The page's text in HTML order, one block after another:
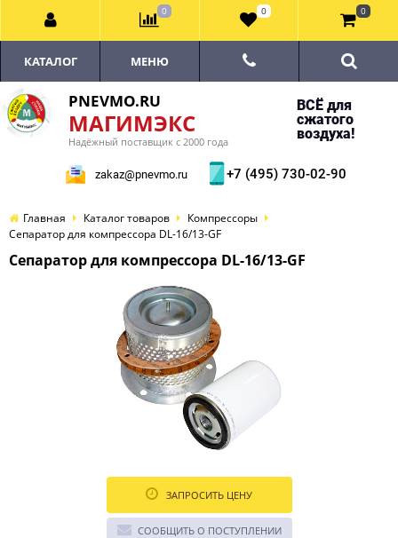
PNEVMO.RU
МАГИМЭКС
Надёжный поставщик с 2000 года
ВСЁ для
сжатого
воздуха!
zakaz@pnevmo.ru +7 (495) 730-02-90
КАТАЛОГ МЕНЮ
Главная Каталог товаров
Компрессоры
Сепаратор для компрессора DL-16/13-GF
Сепаратор для компрессора DL-16/13-GF
ЗАПРОСИТЬ ЦЕНУ
СООБЩИТЬ О ПОСТУПЛЕНИИ
0 0 0